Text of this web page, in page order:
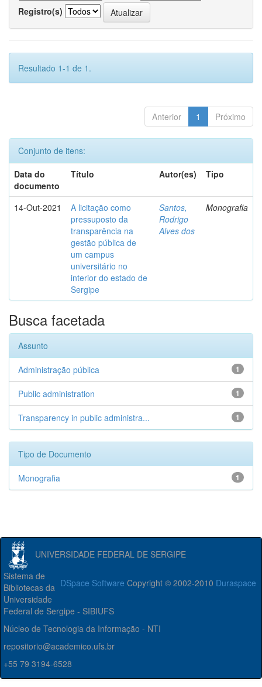
Registro(s)
Resultado 1-1 de 1.
Anterior 1 Próximo
Conjunto de itens:
Data do
documento
Título Autor(es) Tipo
14-Out-2021
A licitação como
pressuposto da
transparência na
gestão pública de
um campus
universitário no
interior do estado de
Sergipe
Santos,
Rodrigo
Alves dos
Monografia
Busca facetada
Assunto
1
Administração pública
1
Public administration
1
Transparency in public administra...
Tipo de Documento
1
Monografia
UNIVERSIDADE FEDERAL DE SERGIPE
DSpace Software Copyright © 2002-2010 Duraspace
Sistema de
Bibliotecas da
Universidade
Federal de Sergipe - SIBIUFS
Núcleo de Tecnologia da Informação - NTI
repositorio@academico.ufs.br
+55 79 3194-6528